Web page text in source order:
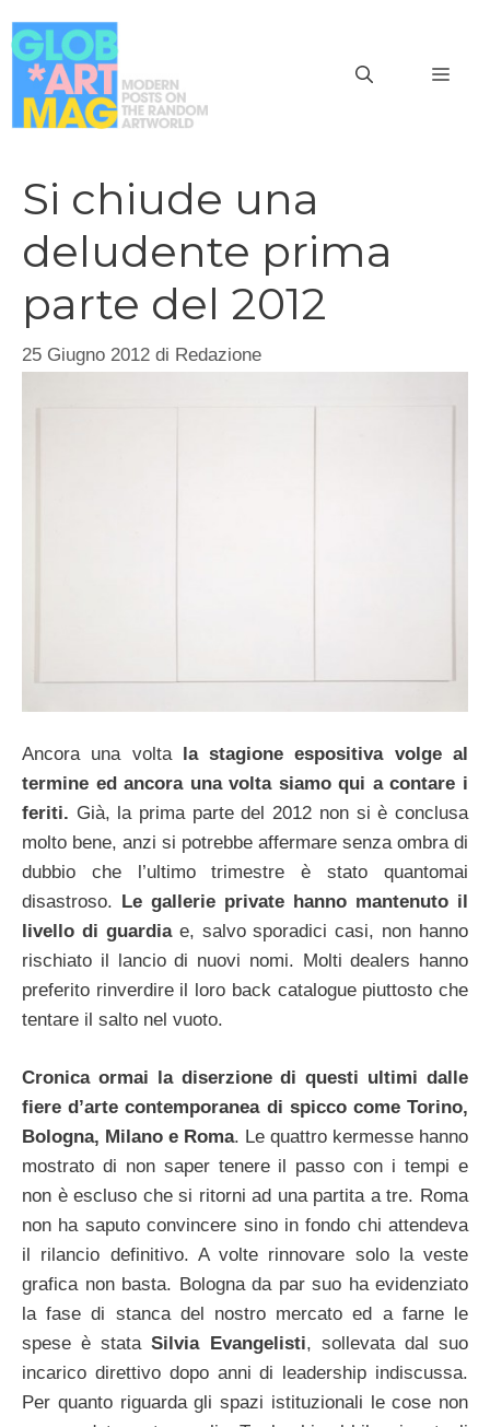
al
contenuto
Si chiude una
deludente prima
parte del 2012
25 Giugno 2012 di Redazione
Ancora una voltala stagione espositiva volge al
termine ed ancora una volta siamo qui a contare i
feriti. Già, la prima parte del 2012 non si è conclusa
molto bene, anzi si potrebbe affermare senza ombra di
dubbio che l’ultimo trimestre è stato quantomai
disastroso. Le gallerie private hanno mantenuto il
livello di guardiae, salvo sporadici casi, non hanno
rischiato il lancio di nuovi nomi. Molti dealers hanno
preferito rinverdire il loro back catalogue piuttosto che
tentare il salto nel vuoto.
Cronica ormai la diserzione di questi ultimi dalle
fiere d’arte contemporanea di spicco come Torino,
Bologna, Milano e Roma. Le quattro kermesse hanno
mostrato di non saper tenere il passo con i tempi e
non è escluso che si ritorni ad una partita a tre. Roma
non ha saputo convincere sino in fondo chi attendeva
il rilancio definitivo. A volte rinnovare solo la veste
grafica non basta. Bologna da par suo ha evidenziato
la fase di stanca del nostro mercato ed a farne le
spese è stataSilvia Evangelisti, sollevata dal suo
incarico direttivo dopo anni di leadership indiscussa.
Per quanto riguarda gli spazi istituzionali le cose non